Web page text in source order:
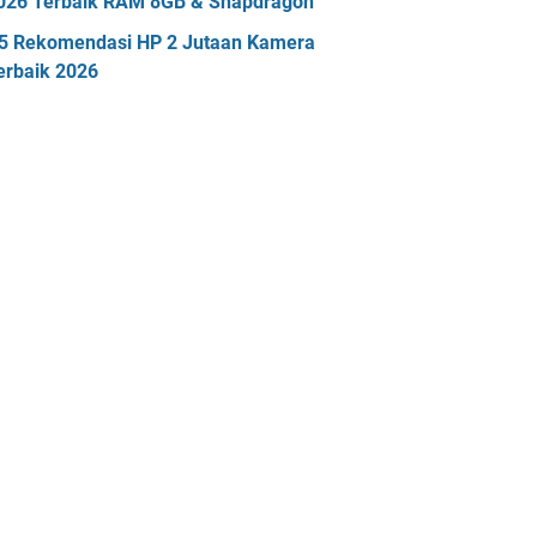
Rekomendasi HP 2 Jutaan Kamera
2026